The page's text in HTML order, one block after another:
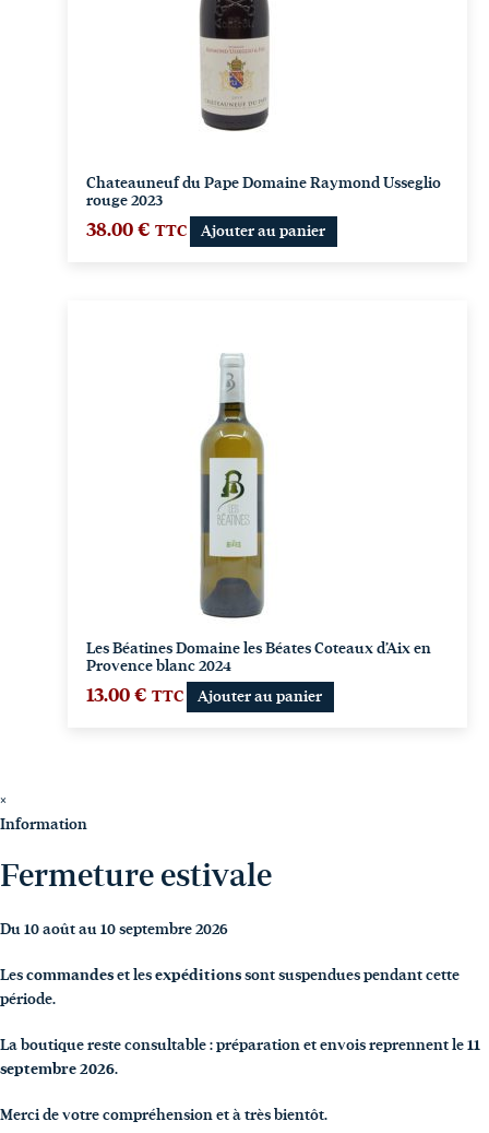
Chateauneuf du Pape Domaine Raymond Usseglio
rouge 2023
38.00 € TTC Ajouter au panier
Les Béatines Domaine les Béates Coteaux d’Aix en
Provence blanc 2024
13.00 € TTC Ajouter au panier
×
Information
Fermeture estivale
Du 10 août au 10 septembre 2026
Les commandes et les expéditions sont suspendues pendant cette
période.
La boutique reste consultable : préparation et envois reprennent le 11
septembre 2026.
Merci de votre compréhension et à très bientôt.